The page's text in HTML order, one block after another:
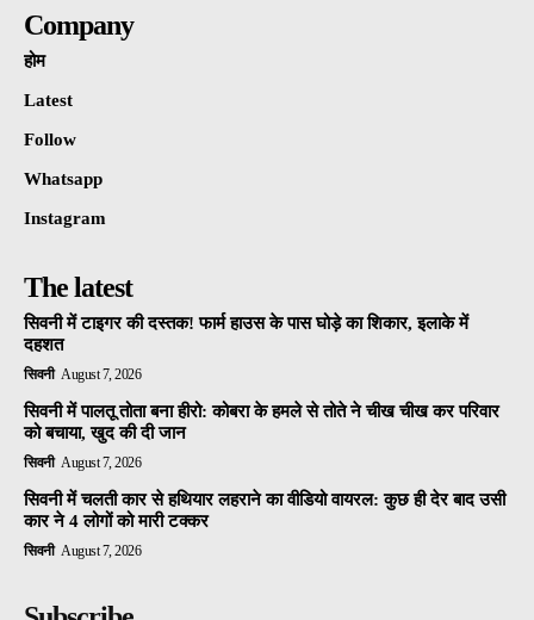
Company
होम
Latest
Follow
Whatsapp
Instagram
The latest
सिवनी में टाइगर की दस्तक! फार्म हाउस के पास घोड़े का शिकार, इलाके में
दहशत
सिवनी August 7, 2026
सिवनी में पालतू तोता बना हीरो: कोबरा के हमले से तोते ने चीख चीख कर परिवार
को बचाया, खुद की दी जान
सिवनी August 7, 2026
सिवनी में चलती कार से हथियार लहराने का वीडियो वायरल: कुछ ही देर बाद उसी
कार ने 4 लोगों को मारी टक्कर
सिवनी August 7, 2026